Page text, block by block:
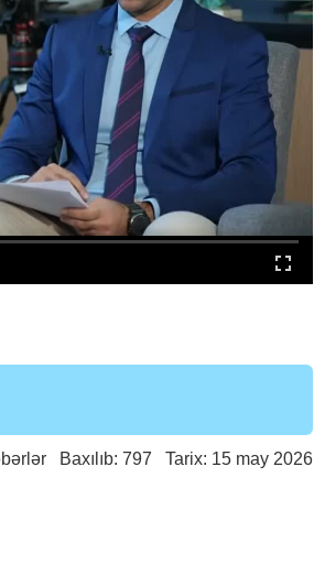
Baxılıb: 797 Tarix: 15 may 2026